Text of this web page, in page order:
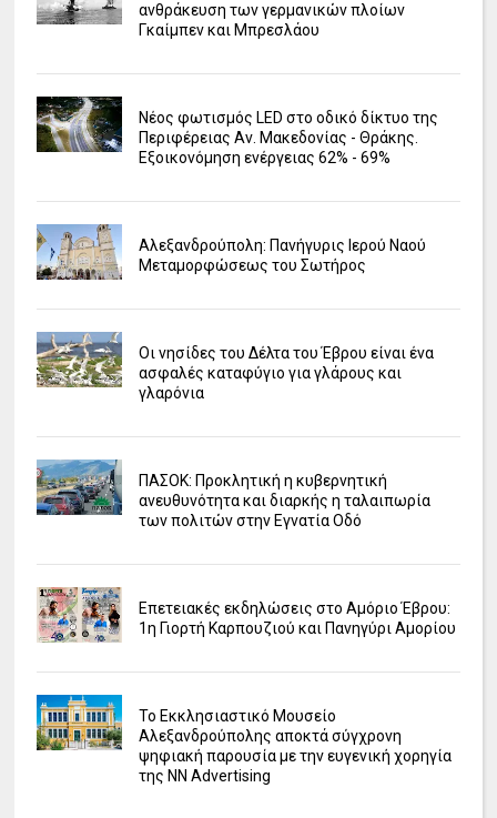
ανθράκευση των γερμανικών πλοίων
Γκαίμπεν και Μπρεσλάου
Νέος φωτισμός LED στο οδικό δίκτυο της
Περιφέρειας Αν. Μακεδονίας - Θράκης.
Εξοικονόμηση ενέργειας 62% - 69%
Αλεξανδρούπολη: Πανήγυρις Ιερού Ναού
Μεταμορφώσεως του Σωτήρος
Οι νησίδες του Δέλτα του Έβρου είναι ένα
ασφαλές καταφύγιο για γλάρους και
γλαρόνια
ΠΑΣΟΚ: Προκλητική η κυβερνητική
ανευθυνότητα και διαρκής η ταλαιπωρία
των πολιτών στην Εγνατία Οδό
Επετειακές εκδηλώσεις στο Αμόριο Έβρου:
1η Γιορτή Καρπουζιού και Πανηγύρι Αμορίου
Το Εκκλησιαστικό Μουσείο
Αλεξανδρούπολης αποκτά σύγχρονη
ψηφιακή παρουσία με την ευγενική χορηγία
της NN Advertising